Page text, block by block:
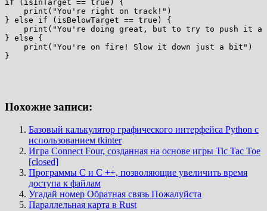
if (isInTarget == true) {
    print("You're right on track!")
} else if (isBelowTarget == true) {
print("You're doing great, but to try to push it a
} else {
    print("You're on fire! Slow it down just a bit")
Похожие записи:
Базовый калькулятор графического интерфейса Python с
использованием tkinter
Игра Connect Four, созданная на основе игры Tic Tac Toe
[closed]
Программы C и C ++, позволяющие увеличить время
доступа к файлам
Угадай номер Обратная связь Пожалуйста
Параллельная карта в Rust